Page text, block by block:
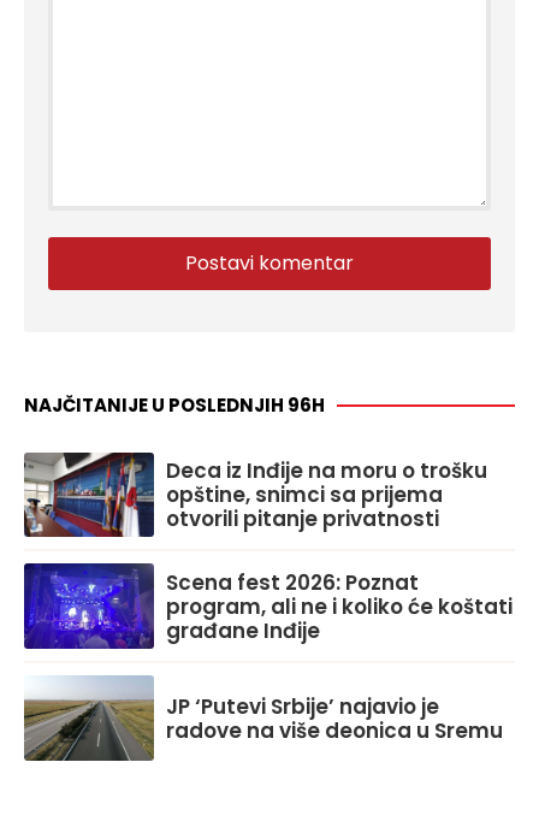
NAJČITANIJE U POSLEDNJIH 96H
Deca iz Inđije na moru o trošku
opštine, snimci sa prijema
otvorili pitanje privatnosti
Scena fest 2026: Poznat
program, ali ne i koliko će koštati
građane Inđije
JP ‘Putevi Srbije’ najavio je
radove na više deonica u Sremu